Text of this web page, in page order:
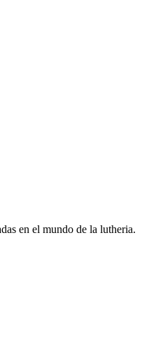
en el mundo de la lutheria.